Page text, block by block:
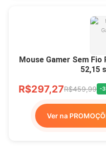
Mouse Gamer Sem Fio
52,15
R$297,27R$459,99 -
Ver na